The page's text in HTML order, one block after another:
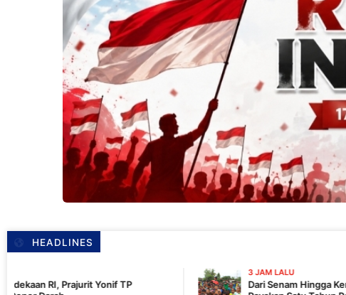
HEADLINES
Yonif TP
Dari Senam Hingga Kemanunggalan, Yonif